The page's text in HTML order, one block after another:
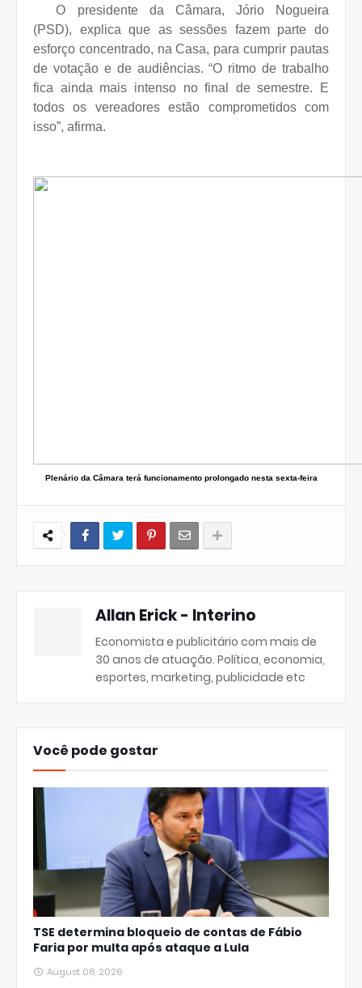
O presidente da Câmara, Jório Nogueira
(PSD), explica que as sessões fazem parte do
esforço concentrado, na Casa, para cumprir pautas
de votação e de audiências. “O ritmo de trabalho
fica ainda mais intenso no final de semestre. E
todos os vereadores estão comprometidos com
isso”, afirma.
Plenário da Câmara terá funcionamento prolongado nesta sexta-feira
Allan Erick - Interino
Economista e publicitário com mais de
30 anos de atuação. Política, economia,
esportes, marketing, publicidade etc
Você pode gostar
TSE determina bloqueio de contas de Fábio
Faria por multa após ataque a Lula
August 08, 2026